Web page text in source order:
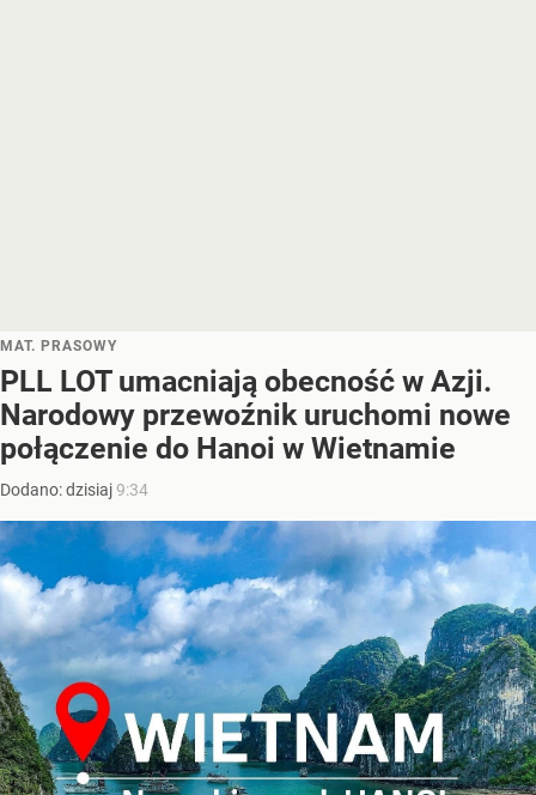
MAT. PRASOWY
PLL LOT umacniają obecność w Azji.
Narodowy przewoźnik uruchomi nowe
połączenie do Hanoi w Wietnamie
Dodano:dzisiaj9:34